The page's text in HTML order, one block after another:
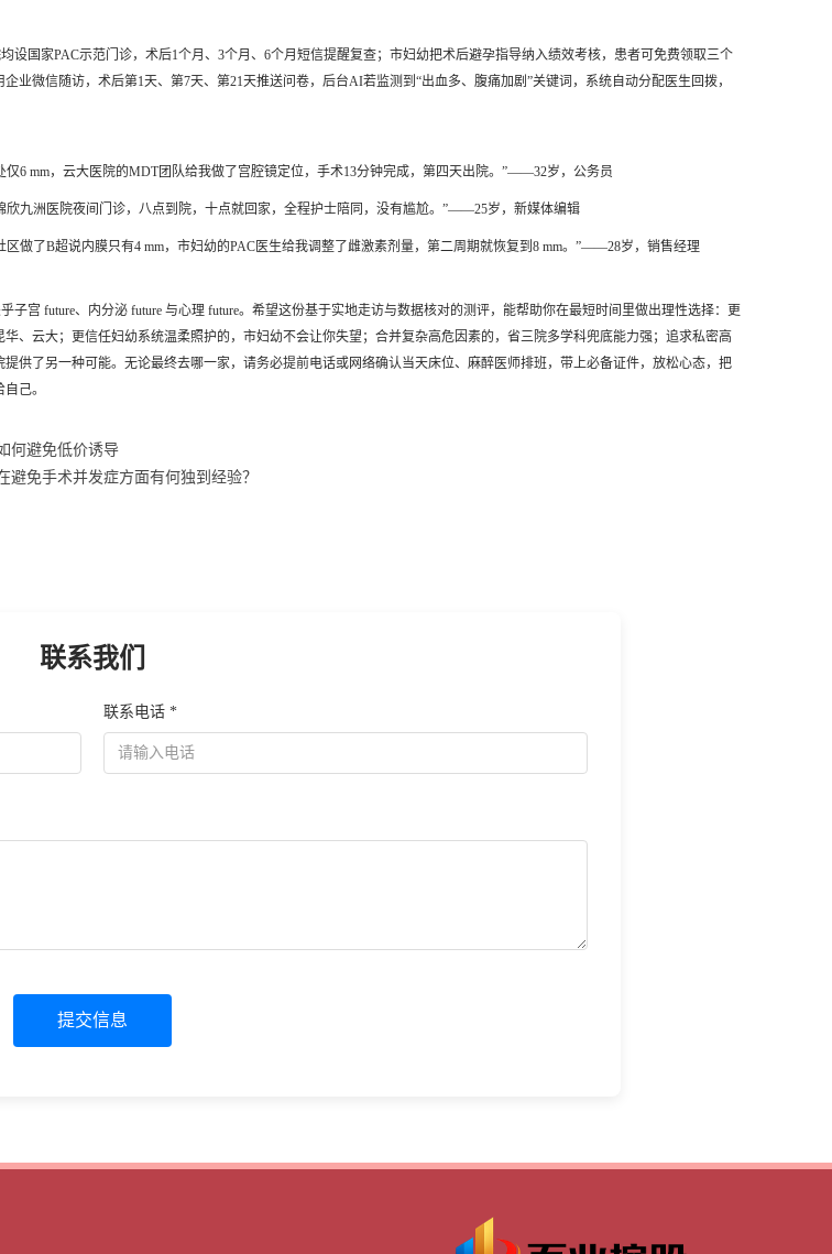
设国家PAC示范门诊，术后1个月、3个月、6个月短信提醒复查；市妇幼把术后避孕指导纳入绩效考核，患者可免费领取三个
业微信随访，术后第1天、第7天、第21天推送问卷，后台AI若监测到“出血多、腹痛加剧”关键词，系统自动分配医生回拨，
仅6 mm，云大医院的MDT团队给我做了宫腔镜定位，手术13分钟完成，第四天出院。”——32岁，公务员
欣九洲医院夜间门诊，八点到院，十点就回家，全程护士陪同，没有尴尬。”——25岁，新媒体编辑
区做了B超说内膜只有4 mm，市妇幼的PAC医生给我调整了雌激素剂量，第二周期就恢复到8 mm。”——28岁，销售经理
子宫 future、内分泌 future 与心理 future。希望这份基于实地走访与数据核对的测评，能帮助你在最短时间里做出理性选择：更
、云大；更信任妇幼系统温柔照护的，市妇幼不会让你失望；合并复杂高危因素的，省三院多学科兜底能力强；追求私密高
供了另一种可能。无论最终去哪一家，请务必提前电话或网络确认当天床位、麻醉医师排班，带上必备证件，放松心态，把
己。
何避免低价诱导
避免手术并发症方面有何独到经验？
联系我们
联系电话 *
提交信息